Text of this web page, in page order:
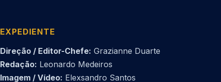
EXPEDIENTE
Direção / Editor-Chefe: Grazianne Duarte
Redação: Leonardo Medeiros
Imagem / Vídeo: Elexsandro Santos